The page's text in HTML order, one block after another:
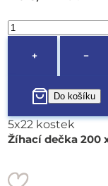
+ −
5x22 kostek
Žíhací dečka 200